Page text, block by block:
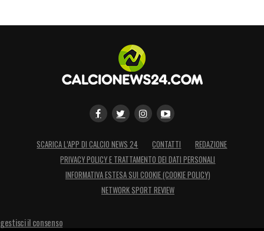
SCARICA L’APP DI CALCIO NEWS 24 CONTATTI
REDAZIONE
PRIVACY POLICY E TRATTAMENTO DEI DATI PERSONALI
INFORMATIVA ESTESA SUI COOKIE (COOKIE POLICY)
NETWORK SPORT REVIEW
gestisci il consenso